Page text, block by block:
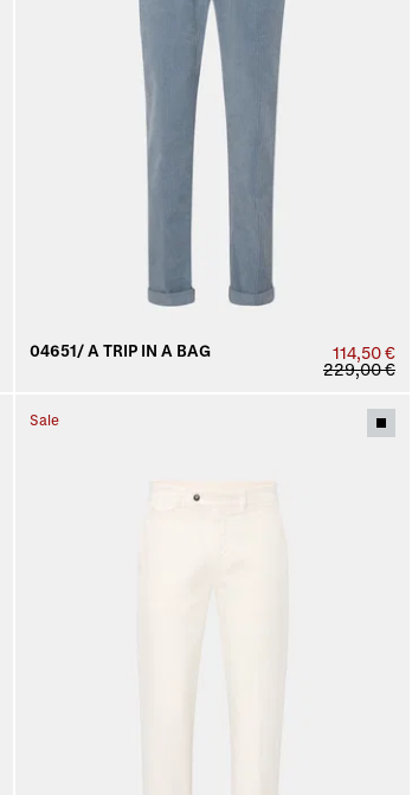
04651/ A TRIP IN A BAG
114,50 €
229,00 €
Sale